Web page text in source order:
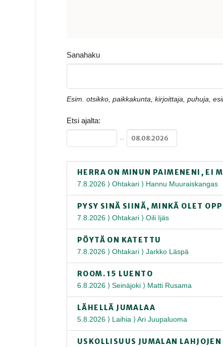
Sanahaku
Esim. otsikko, paikkakunta, kirjoittaja, puhuja,
Etsi ajalta:
–
HERRA ON MINUN PAIMENENI, EI
7.8.2026 ⟩ Ohtakari ⟩ Hannu Muuraiskangas
PYSY SINÄ SIINÄ, MINKÄ OLET
7.8.2026 ⟩ Ohtakari ⟩ Oili Ijäs
PÖYTÄ ON KATETTU
7.8.2026 ⟩ Ohtakari ⟩ Jarkko Läspä
ROOM. 15 LUENTO
6.8.2026 ⟩ Seinäjoki ⟩ Matti Rusama
LÄHELLÄ JUMALAA
5.8.2026 ⟩ Laihia ⟩ Ari Juupaluoma
USKOLLISUUS JUMALAN